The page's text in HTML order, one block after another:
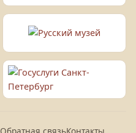
Обратная связьКонтакты